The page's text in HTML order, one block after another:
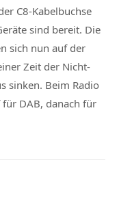
C8-Kabelbuchse
sind bereit. Die
sich nun auf der
Zeit der Nicht-
sinken. Beim Radio
DAB, danach für